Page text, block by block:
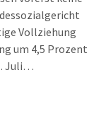
Vollziehung
um 4,5 Prozent
Juli…